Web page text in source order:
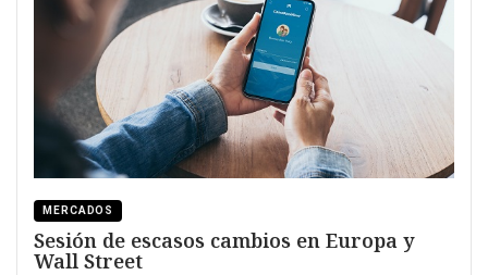
MERCADOS
Sesión de escasos cambios en Europa y
Wall Street